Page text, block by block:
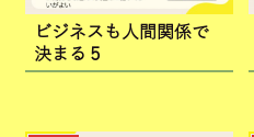
ビジネスも人間関係で
決まる５